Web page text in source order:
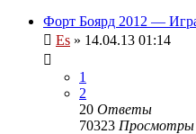
Форт Боярд 2012 —
Es » 14.04.13 01:14
1
2
20 Ответы
70323 Просмотры